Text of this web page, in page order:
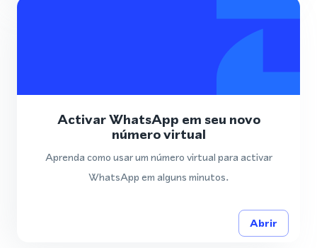
Activar WhatsApp em seu novo
número virtual
Aprenda como usar um número virtual para activar
WhatsApp em alguns minutos.
Abrir